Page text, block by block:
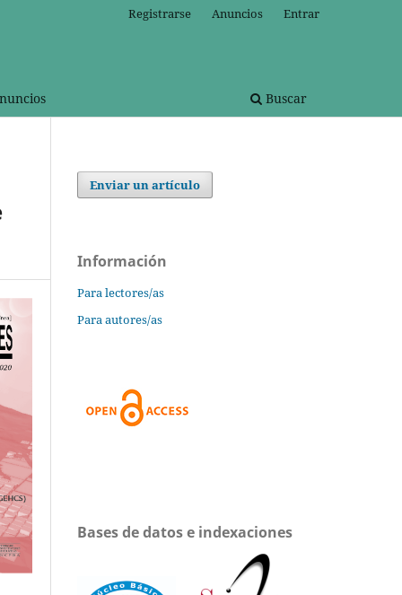
Buscar
Registrarse Anuncios Entrar
Enviar un artículo
Información
Para lectores/as
Para autores/as
Bases de datos e indexaciones